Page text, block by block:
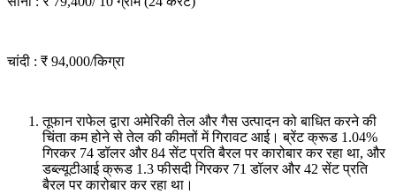
चांदी : ₹ 94,000/किग्रा
तूफान राफेल द्वारा अमेरिकी तेल और गैस उत्पादन को बाधित करने की
चिंता कम होने से तेल की कीमतों में गिरावट आई। ब्रेंट क्रूड 1.04%
गिरकर 74 डॉलर और 84 सेंट प्रति बैरल पर कारोबार कर रहा था, और
डब्ल्यूटीआई क्रूड 1.3 फीसदी गिरकर 71 डॉलर और 42 सेंट प्रति
बैरल पर कारोबार कर रहा था।